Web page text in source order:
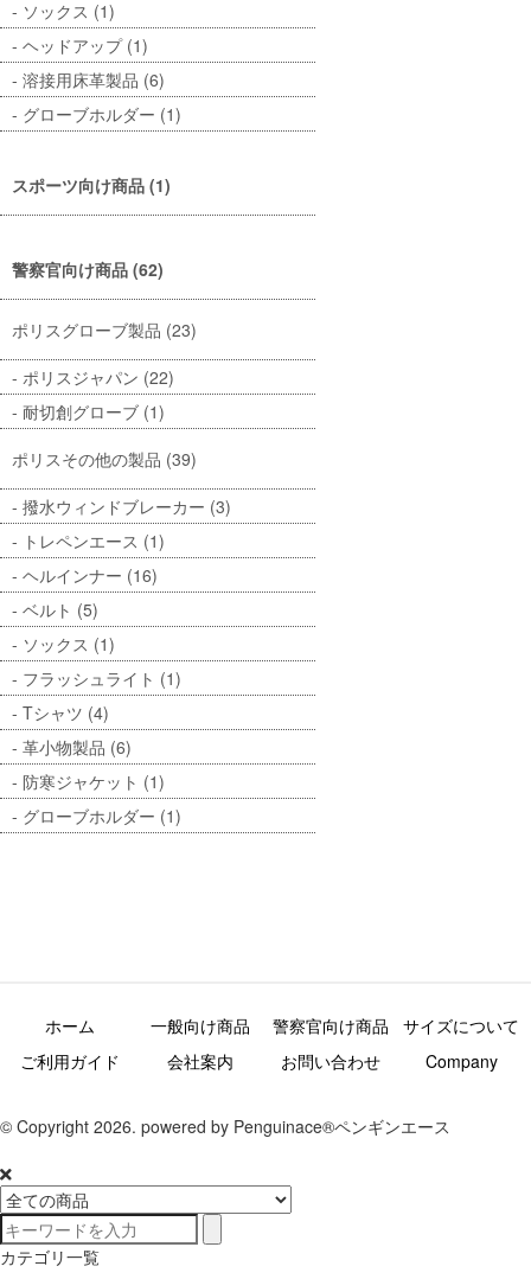
ソックス (1)
ヘッドアップ (1)
溶接用床革製品 (6)
グローブホルダー (1)
スポーツ向け商品 (1)
警察官向け商品 (62)
ポリスグローブ製品 (23)
ポリスジャパン (22)
耐切創グローブ (1)
ポリスその他の製品 (39)
撥水ウィンドブレーカー (3)
トレペンエース (1)
ヘルインナー (16)
ベルト (5)
ソックス (1)
フラッシュライト (1)
Tシャツ (4)
革小物製品 (6)
防寒ジャケット (1)
グローブホルダー (1)
ホーム 一般向け商品 警察官向け商品
サイズについて
ご利用ガイド
会社案内 お問い合わせ Company
© Copyright 2026. powered by Penguinace®ペンギンエース
カテゴリ一覧